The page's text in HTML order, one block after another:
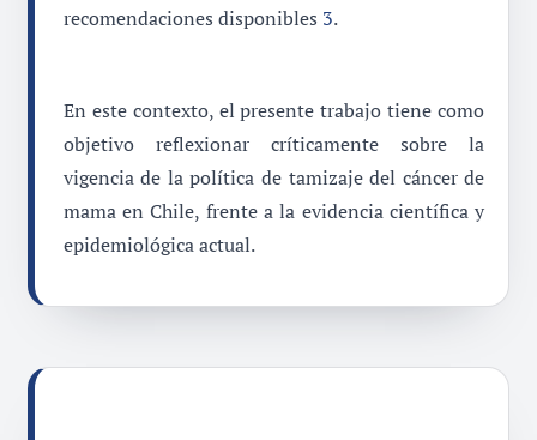
recomendaciones disponibles 3.
En este contexto, el presente trabajo tiene como
objetivo reflexionar críticamente sobre la
vigencia de la política de tamizaje del cáncer de
mama en Chile, frente a la evidencia científica y
epidemiológica actual.